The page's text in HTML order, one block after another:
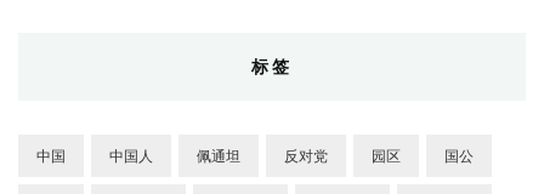
标签
中国 中国人 佩通坦 反对党 园区 国公